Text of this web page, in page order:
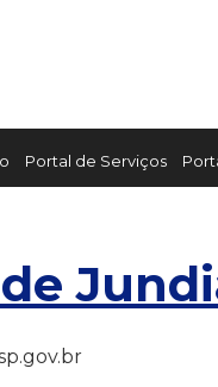
Portal de Serviços